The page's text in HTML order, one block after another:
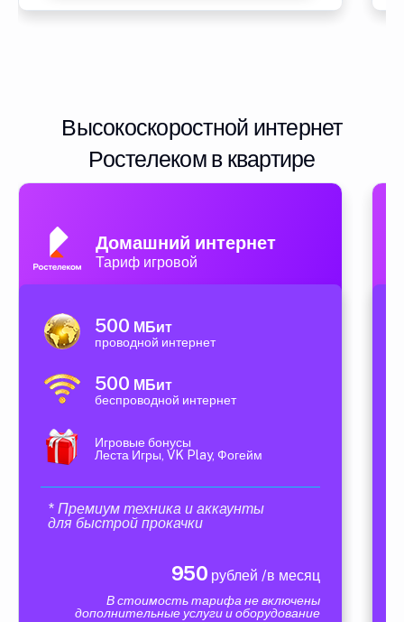
Высокоскоростной интернет
Ростелеком в квартире
Домашний интернет
Тариф игровой
500 МБит
проводной интернет
500 МБит
беспроводной интернет
Игровые бонусы
Леста Игры, VK Play, Фогейм
* Премиум техника и аккаунты
для быстрой прокачки
950 рублей /в месяц
В стоимость тарифа не включены
дополнительные услуги и оборудование